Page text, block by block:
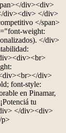
div><div>
div><div> </div>
</span>
weight:
</div>
div>
font-style:
en Pinamar,
tu
</div><div>